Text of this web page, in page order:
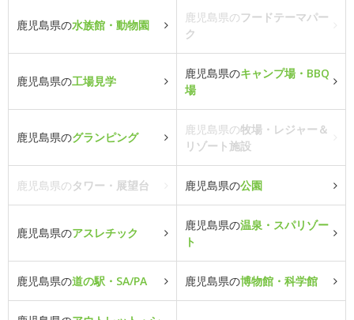
鹿児島県の水族館・動物園
鹿児島県のフードテーマパー
ク
鹿児島県の工場見学
鹿児島県のキャンプ場・BBQ
場
鹿児島県のグランピング
鹿児島県の牧場・レジャー＆
リゾート施設
鹿児島県のタワー・展望台 鹿児島県の公園
鹿児島県のアスレチック
鹿児島県の温泉・スパリゾー
ト
鹿児島県の道の駅・SA/PA 鹿児島県の博物館・科学館